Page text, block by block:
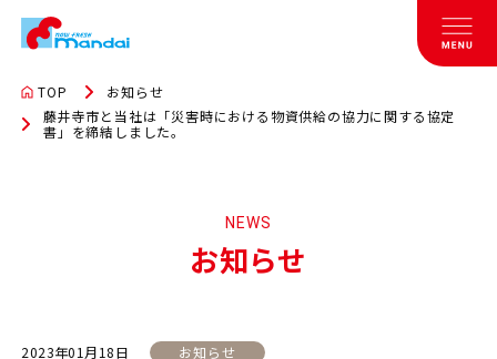
TOP
お知らせ
藤井寺市と当社は「災害時における物資供給の協力に関する協定
書」を締結しました。
NEWS
お知らせ
2023年01月18日 お知らせ